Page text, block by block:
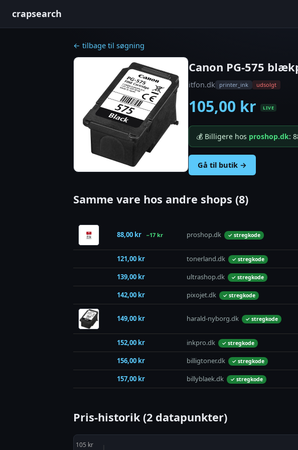
crapsearch
← tilbage til søgning
Canon PG-575
itfon.dk printer_ink udsolgt
105,00 kr LIVE
💰 Billigere hos proshop.dk:
Gå til butik →
Samme vare hos andre shops (8)
88,00 kr −17 kr proshop.dk ✓ stregkode
121,00 kr tonerland.dk ✓ stregkode
139,00 kr
ultrashop.dk ✓ stregkode
142,00 kr
pixojet.dk ✓ stregkode
149,00 kr harald-nyborg.dk ✓ stregkode
152,00 kr inkpro.dk ✓ stregkode
156,00 kr
billigtoner.dk ✓ stregkode
157,00 kr
billyblaek.dk ✓ stregkode
Pris-historik (2 datapunkter)